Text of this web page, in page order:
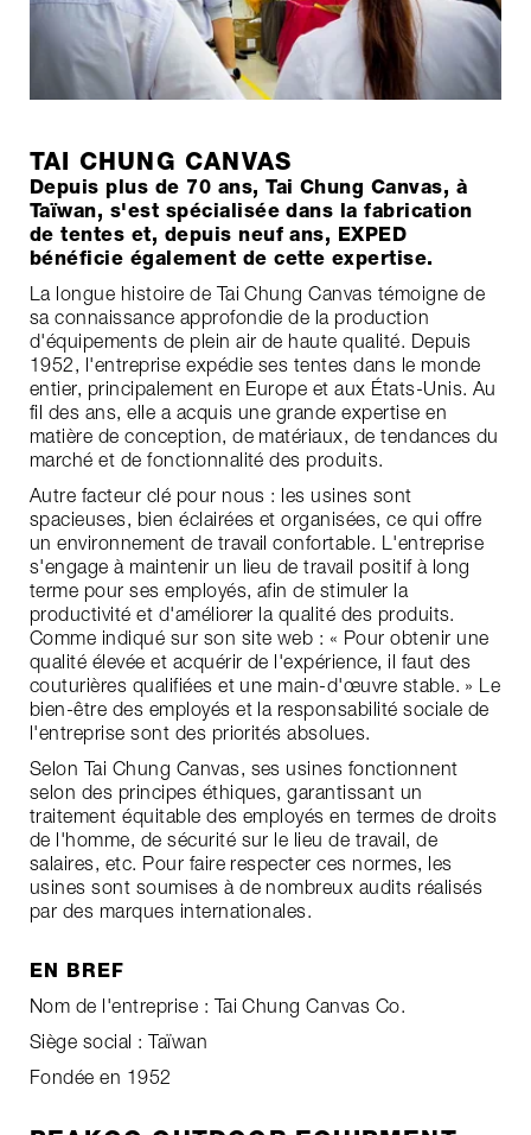
TAI CHUNG CANVAS
Depuis plus de 70 ans, Tai Chung Canvas, à
Taïwan, s'est spécialisée dans la fabrication
de tentes et, depuis neuf ans, EXPED
bénéficie également de cette expertise.
La longue histoire de Tai Chung Canvas témoigne de
sa connaissance approfondie de la production
d'équipements de plein air de haute qualité. Depuis
1952, l'entreprise expédie ses tentes dans le monde
entier, principalement en Europe et aux États-Unis. Au
fil des ans, elle a acquis une grande expertise en
matière de conception, de matériaux, de tendances du
marché et de fonctionnalité des produits.
Autre facteur clé pour nous : les usines sont
spacieuses, bien éclairées et organisées, ce qui offre
un environnement de travail confortable. L'entreprise
s'engage à maintenir un lieu de travail positif à long
terme pour ses employés, afin de stimuler la
productivité et d'améliorer la qualité des produits.
Comme indiqué sur son site web : « Pour obtenir une
qualité élevée et acquérir de l'expérience, il faut des
couturières qualifiées et une main-d'œuvre stable. » Le
bien-être des employés et la responsabilité sociale de
l'entreprise sont des priorités absolues.
Selon Tai Chung Canvas, ses usines fonctionnent
selon des principes éthiques, garantissant un
traitement équitable des employés en termes de droits
de l'homme, de sécurité sur le lieu de travail, de
salaires, etc. Pour faire respecter ces normes, les
usines sont soumises à de nombreux audits réalisés
par des marques internationales.
EN BREF
Nom de l'entreprise : Tai Chung Canvas Co.
Siège social : Taïwan
Fondée en 1952